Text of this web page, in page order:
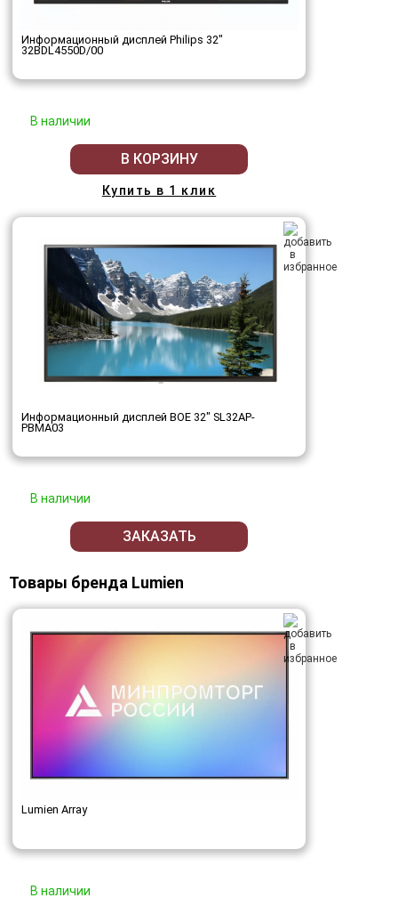
Информационный дисплей Philips 32"
32BDL4550D/00
В наличии
В КОРЗИНУ
Купить в 1 клик
Информационный дисплей BOE 32" SL32AP-
PBMA03
В наличии
ЗАКАЗАТЬ
Товары бренда Lumien
Lumien Array
В наличии